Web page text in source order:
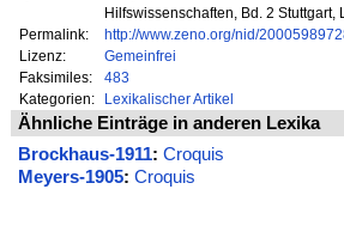
Hilfswissenschaften, Bd. 2 Stuttgart,
Permalink:
http://www.zeno.org/nid/
Lizenz:
Gemeinfrei
Faksimiles:
483
Kategorien:
Lexikalischer Artikel
Ähnliche Einträge in anderen Lexika
Brockhaus-1911: Croquis
Meyers-1905: Croquis